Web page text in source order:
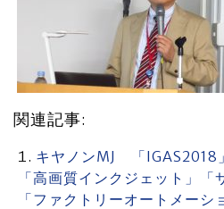
関連記事:
キヤノンMJ 「IGAS2018
「高画質インクジェット」「
「ファクトリーオートメーシ